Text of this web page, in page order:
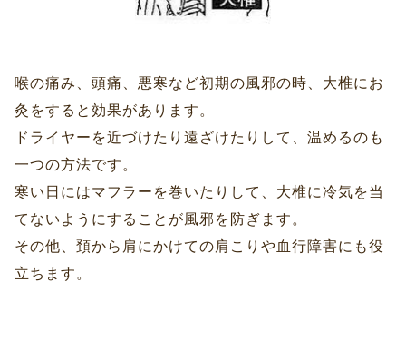
喉の痛み、頭痛、悪寒など初期の風邪の時、大椎にお
灸をすると効果があります。
ドライヤーを近づけたり遠ざけたりして、温めるのも
一つの方法です。
寒い日にはマフラーを巻いたりして、大椎に冷気を当
てないようにすることが風邪を防ぎます。
その他、頚から肩にかけての肩こりや血行障害にも役
立ちます。